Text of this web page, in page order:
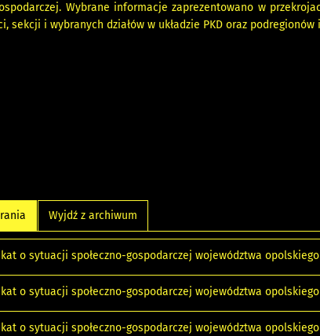
Wybrane informacje zaprezentowano w
sekcji i wybranych działów w układzie PKD oraz
Wyjdź z archiwum
o sytuacji społeczno-gospodarczej województwa
o sytuacji społeczno-gospodarczej województwa
o sytuacji społeczno-gospodarczej województwa